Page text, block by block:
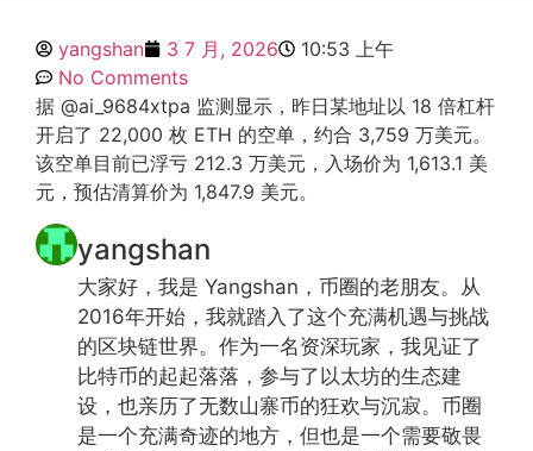
yangshan 3 7 月, 2026
10:53 上午
No Comments
据 @ai_9684xtpa 监测显示，昨日某地址以 18 倍杠杆
开启了 22,000 枚 ETH 的空单，约合 3,759 万美元。
该空单目前已浮亏 212.3 万美元，入场价为 1,613.1 美
元，预估清算价为 1,847.9 美元。
yangshan
大家好，我是 Yangshan，币圈的老朋友。从
2016年开始，我就踏入了这个充满机遇与挑战
的区块链世界。作为一名资深玩家，我见证了
比特币的起起落落，参与了以太坊的生态建
设，也亲历了无数山寨币的狂欢与沉寂。币圈
是一个充满奇迹的地方，但也是一个需要敬畏